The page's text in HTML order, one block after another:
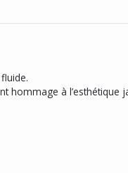
hommage à l’esthétique